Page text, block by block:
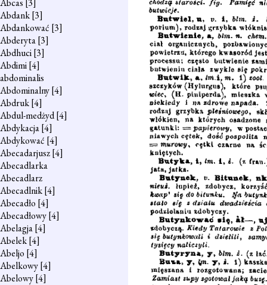
Abcas [3]
Abdank[3]
Abdankować [3]
Abderyta[3]
Abdhuci[3]
Abdimi[4]
abdominalis
Abdominalny[4]
Abdruk[4]
Abdul-medżyd[4]
Abdykacja[4]
Abdykować [4]
Abecadarjusz[4]
Abecadlarka
Abecadlarz
Abecadlnik[4]
Abecadło [4]
Abecadłowy[4]
Abelagja[4]
Abelek[4]
Abeljo [4]
Abelkowy[4]
Abelowy[4]